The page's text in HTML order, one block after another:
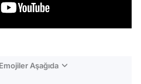
Aşağıda